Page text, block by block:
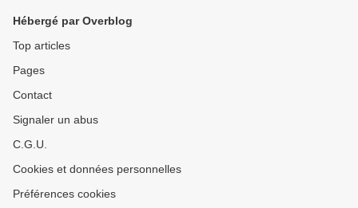
Hébergé par Overblog
Top articles
Pages
Contact
Signaler un abus
C.G.U.
Cookies et données personnelles
Préférences cookies